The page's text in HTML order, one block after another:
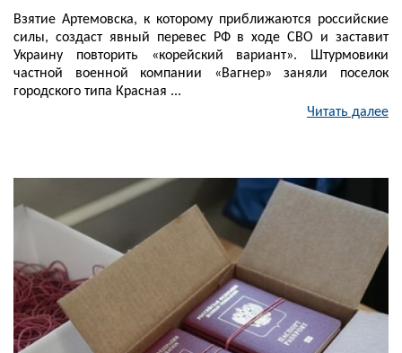
Взятие Артемовска, к которому приближаются российские
силы, создаст явный перевес РФ в ходе СВО и заставит
Украину повторить «корейский вариант». Штурмовики
частной военной компании «Вагнер» заняли поселок
городского типа Красная ...
Читать далее